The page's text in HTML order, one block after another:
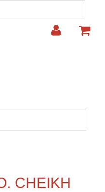
CHEIKH